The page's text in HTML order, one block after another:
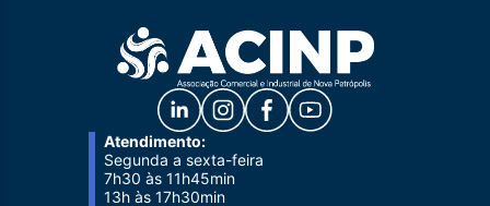
Atendimento:
Segunda a sexta-feira
7h30 às 11h45min
13h às 17h30min